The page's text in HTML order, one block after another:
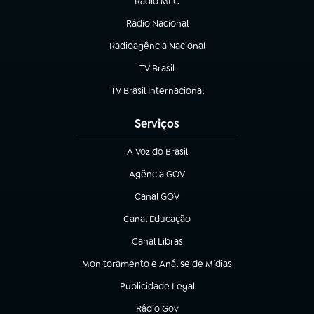
(abre em nova aba)
Rádio Nacional
Radioagência Nacional
(abre em nova aba)
TV Brasil
(abre em nova aba)
TV Brasil Internacional
(abre em nova aba)
Serviços
A Voz do Brasil
(abre em nova aba)
Agência GOV
(abre em nova aba)
Canal GOV
(abre em nova aba)
Canal Educação
(abre em nova aba)
Canal Libras
(abre em nova aba)
Monitoramento e Análise de Mídias
(abre em nova aba)
Publicidade Legal
(abre em nova aba)
Rádio Gov